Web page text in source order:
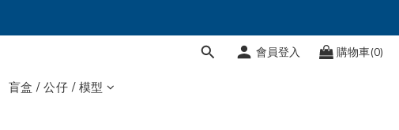
會員登入 購物車(0)
盲盒 / 公仔 / 模型